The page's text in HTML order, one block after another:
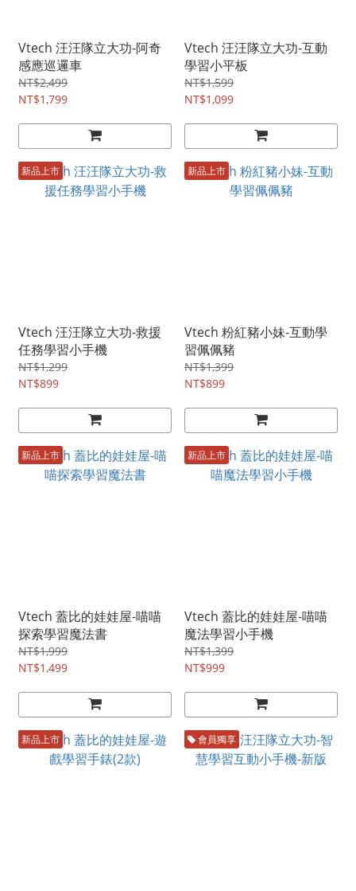
Vtech 汪汪隊立大功-阿奇
感應巡邏車
NT$2,499
NT$1,799
Vtech 汪汪隊立大功-互動
學習小平板
NT$1,599
NT$1,099
新品上市
Vtech 汪汪隊立大功-救援
任務學習小手機
NT$1,299
NT$899
新品上市
Vtech 粉紅豬小妹-互動學
習佩佩豬
NT$1,399
NT$899
新品上市
Vtech 蓋比的娃娃屋-喵喵
探索學習魔法書
NT$1,999
NT$1,499
新品上市
Vtech 蓋比的娃娃屋-喵喵
魔法學習小手機
NT$1,399
NT$999
新品上市 會員獨享